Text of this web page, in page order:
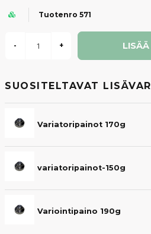
Tuotenro 571
- +
SUOSITELTAVAT
Variatoripainot 170g
variatoripainot-150g
Variointipaino 190g